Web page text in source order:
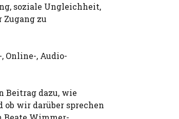
soziale Ungleichheit,
zu
Online-, Audio-
Beitrag dazu, wie
ob wir darüber sprechen